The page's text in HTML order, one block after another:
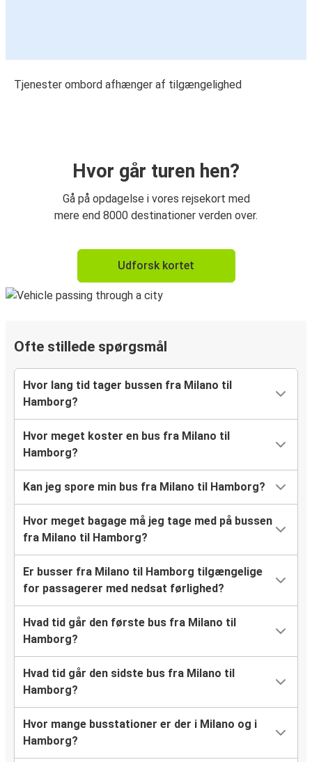
Tjenester ombord afhænger af tilgængelighed
Hvor går turen hen?
Gå på opdagelse i vores rejsekort med
mere end 8000 destinationer verden over.
Udforsk kortet
Ofte stillede spørgsmål
Hvor lang tid tager bussen fra Milano til
Hamborg?
Hvor meget koster en bus fra Milano til
Hamborg?
Kan jeg spore min bus fra Milano til Hamborg?
Hvor meget bagage må jeg tage med på bussen
fra Milano til Hamborg?
Er busser fra Milano til Hamborg tilgængelige
for passagerer med nedsat førlighed?
Hvad tid går den første bus fra Milano til
Hamborg?
Hvad tid går den sidste bus fra Milano til
Hamborg?
Hvor mange busstationer er der i Milano og i
Hamborg?